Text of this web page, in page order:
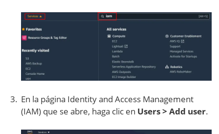
En la página Identity and Access Management
(IAM) que se abre, haga clic en Users > Add user.